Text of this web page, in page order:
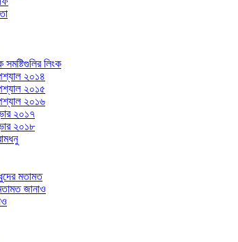
সমষ্টিগুলির লিংক
২০১৪
২০১৫
২০১৬
২০১৭
২০১৮
মতামত
জানাও